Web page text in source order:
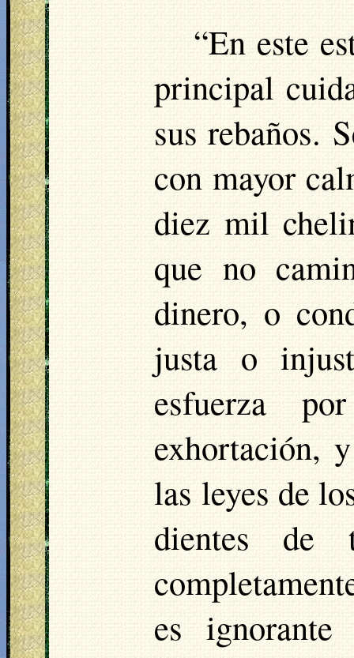
“En este
principal
sus rebaños.
con mayor
diez mil
que no
dinero, o
justa o
esfuerza
exhortación,
las leyes de
dientes de
es